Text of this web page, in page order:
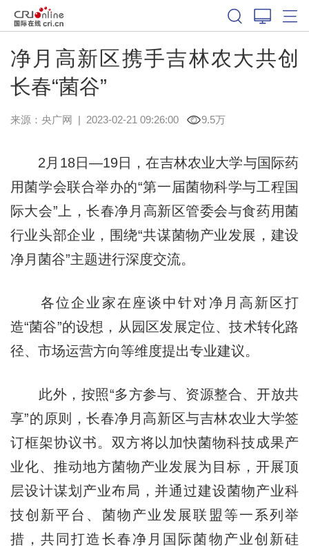
净月高新区携手吉林农大共创
长春“菌谷”
来源： 央广网 | 2023-02-21 09:26:00 9.5万
2月18日—19日，在吉林农业大学与国际药
用菌学会联合举办的“第一届菌物科学与工程国
际大会”上，长春净月高新区管委会与食药用菌
行业头部企业，围绕“共谋菌物产业发展，建设
净月菌谷”主题进行深度交流。
各位企业家在座谈中针对净月高新区打
造“菌谷”的设想，从园区发展定位、技术转化路
径、市场运营方向等维度提出专业建议。
此外，按照“多方参与、资源整合、开放共
享”的原则，长春净月高新区与吉林农业大学签
订框架协议书。双方将以加快菌物科技成果产
业化、推动地方菌物产业发展为目标，开展顶
层设计谋划产业布局，并通过建设菌物产业科
技创新平台、菌物产业发展联盟等一系列举
措，共同打造长春净月国际菌物产业创新硅